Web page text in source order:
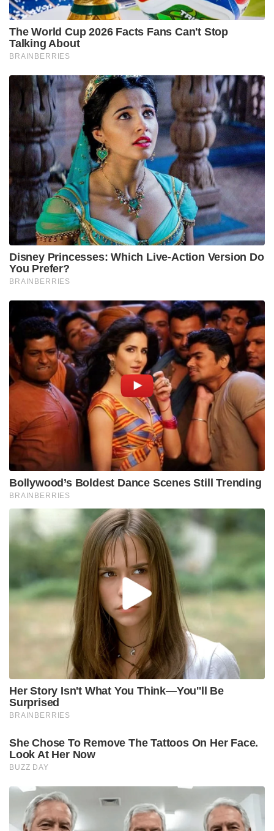
The World Cup 2026 Facts Fans Can't Stop
Talking About
BRAINBERRIES
Disney Princesses: Which Live-Action Version Do
You Prefer?
BRAINBERRIES
Bollywood’s Boldest Dance Scenes Still Trending
BRAINBERRIES
Her Story Isn't What You Think—You''ll Be
Surprised
BRAINBERRIES
She Chose To Remove The Tattoos On Her Face.
Look At Her Now
BUZZ DAY